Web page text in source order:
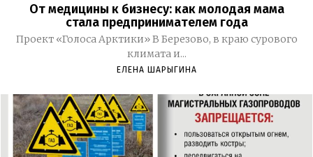
От медицины к бизнесу: как молодая мама
стала предпринимателем года
Проект «Голоса Арктики» В Березово, в краю сурового
климата и...
ЕЛЕНА ШАРЫГИНА